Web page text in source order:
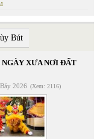
Bút
NGÀY XƯA NƠI ĐẤT
2026 (Xem: 2116)